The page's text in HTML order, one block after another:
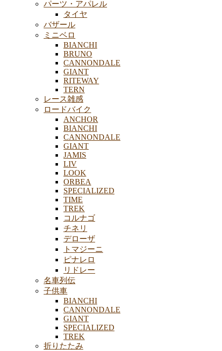
パーツ・アパレル
タイヤ
バザール
ミニベロ
BIANCHI
BRUNO
CANNONDALE
GIANT
RITEWAY
TERN
レース雑感
ロードバイク
ANCHOR
BIANCHI
CANNONDALE
GIANT
JAMIS
LIV
LOOK
ORBEA
SPECIALIZED
TIME
TREK
コルナゴ
チネリ
デローザ
トマジーニ
ピナレロ
リドレー
名車列伝
子供車
BIANCHI
CANNONDALE
GIANT
SPECIALIZED
TREK
折りたたみ